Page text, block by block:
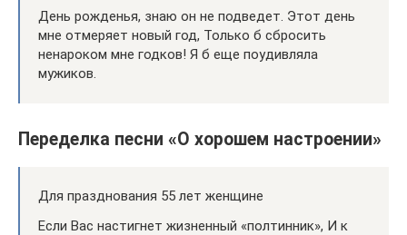
День рожденья, знаю он не подведет. Этот день
мне отмеряет новый год, Только б сбросить
ненароком мне годков! Я б еще поудивляла
мужиков.
Переделка песни «О хорошем настроении»
Для празднования 55 лет женщине
Если Вас настигнет жизненный «полтинник», И к